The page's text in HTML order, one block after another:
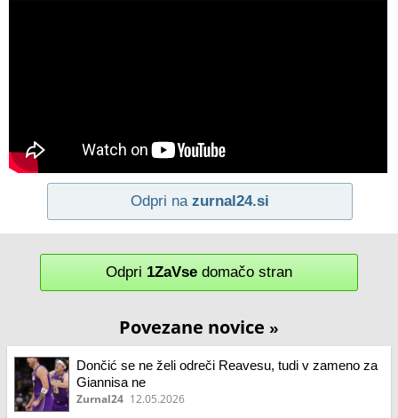
Odpri na zurnal24.si
Odpri 1ZaVse domačo stran
Povezane novice »
Dončić se ne želi odreči Reavesu, tudi v zameno za
Giannisa ne
Zurnal24 12.05.2026